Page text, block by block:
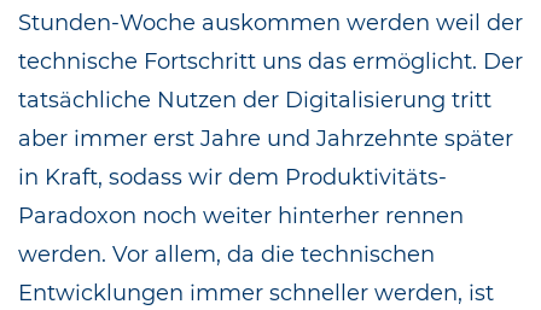
Stunden-Woche auskommen werden weil der
technische Fortschritt uns das ermöglicht. Der
tatsächliche Nutzen der Digitalisierung tritt
aber immer erst Jahre und Jahrzehnte später
in Kraft, sodass wir dem Produktivitäts-
Paradoxon noch weiter hinterher rennen
werden. Vor allem, da die technischen
Entwicklungen immer schneller werden, ist